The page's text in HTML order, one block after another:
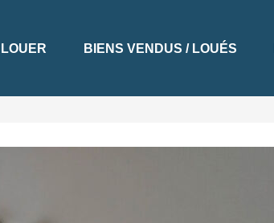
LOUER BIENS VENDUS / LOUÉS